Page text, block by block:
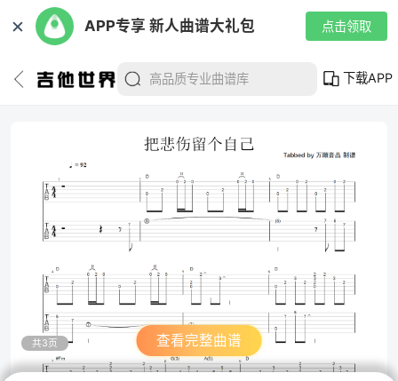
✕ APP专享 新人曲谱大礼包 点击领取
下载APP
共3页 查看完整曲谱